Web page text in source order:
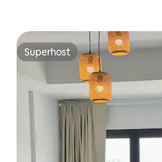
Superhost
Superhost